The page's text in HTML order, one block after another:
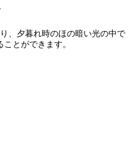
、夕暮れ時のほの暗い光の中で
とができます。